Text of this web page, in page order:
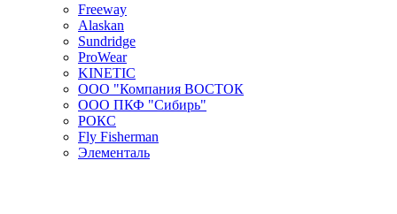
Freeway
Alaskan
Sundridge
ProWear
KINETIC
ООО "Компания ВОСТОК
ООО ПКФ "Сибирь"
РОКС
Fly Fisherman
Элементаль